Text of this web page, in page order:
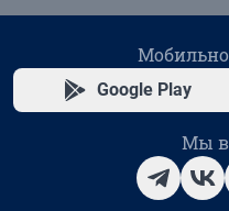
Google Play
Мы в